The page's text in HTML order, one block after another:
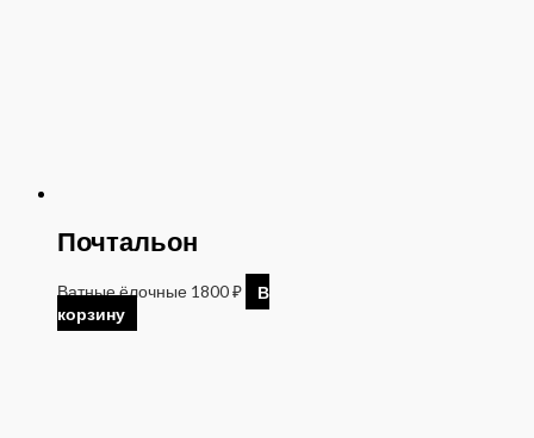
Почтальон
Ватные ёлочные 1800₽
В
корзину